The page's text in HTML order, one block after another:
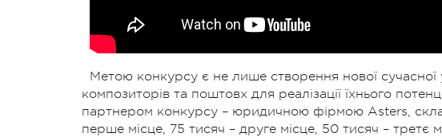
Метою конкурсу є не лише створення нової сучасної
композиторів та поштовх для реалізації їхнього
партнером конкурсу – юридичною фірмою Asters,
перше місце, 75 тисяч – друге місце, 50 тисяч –